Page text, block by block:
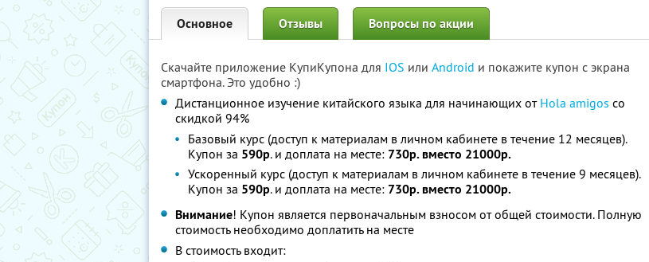
Основное Отзывы Вопросы по акции
Скачайте приложение КупиКупона для IOS или Android и покажите купон с экрана
смартфона. Это удобно :)
Дистанционное изучение китайского языка для начинающих от Hola amigos со
скидкой 94%
Базовый курс (доступ к материалам в личном кабинете в течение 12 месяцев).
Купон за 590р. и доплата на месте: 730р. вместо 21000р.
Ускоренный курс (доступ к материалам в личном кабинете в течение 9 месяцев).
Купон за 590р. и доплата на месте: 730р. вместо 21000р.
Внимание! Купон является первоначальным взносом от общей стоимости. Полную
стоимость необходимо доплатить на месте
В стоимость входит: